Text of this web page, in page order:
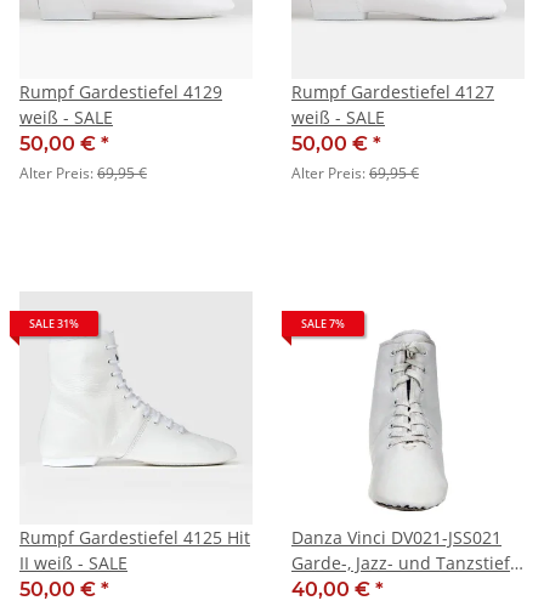
Rumpf Gardestiefel 4129
weiß - SALE
50,00 € *
Alter Preis:69,95 €
Rumpf Gardestiefel 4127
weiß - SALE
50,00 € *
Alter Preis:69,95 €
SALE 31%
Rumpf Gardestiefel 4125 Hit
II weiß - SALE
50,00 € *
SALE 7%
Danza Vinci DV021-JSS021
Garde-, Jazz- und Tanzstiefel
- SALE
40,00 € *